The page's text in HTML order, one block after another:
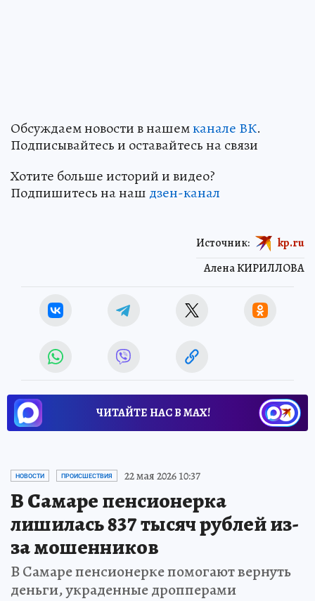
Обсуждаем новости в нашемканале ВК.
Подписывайтесь и оставайтесь на связи
Хотите больше историй и видео?
Подпишитесь на наш дзен-канал
Алена КИРИЛЛОВА
Источник: kp.ru
ЧИТАЙТЕ НАС В МАХ!
НОВОСТИ ПРОИСШЕСТВИЯ 22 мая 2026 10:37
В Самаре пенсионерка
лишилась 837 тысяч рублей из-
за мошенников
В Самаре пенсионерке помогают вернуть
деньги, украденные дропперами